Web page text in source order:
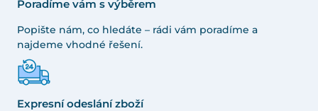
Poradíme vám s výběrem
Popište nám, co hledáte – rádi vám poradíme a
najdeme vhodné řešení.
Expresní odeslání zboží